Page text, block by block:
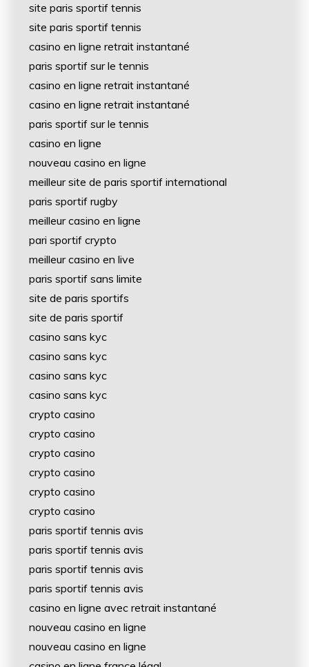
site paris sportif tennis
site paris sportif tennis
casino en ligne retrait instantané
paris sportif sur le tennis
casino en ligne retrait instantané
casino en ligne retrait instantané
paris sportif sur le tennis
casino en ligne
nouveau casino en ligne
meilleur site de paris sportif international
paris sportif rugby
meilleur casino en ligne
pari sportif crypto
meilleur casino en live
paris sportif sans limite
site de paris sportifs
site de paris sportif
casino sans kyc
casino sans kyc
casino sans kyc
casino sans kyc
crypto casino
crypto casino
crypto casino
crypto casino
crypto casino
crypto casino
paris sportif tennis avis
paris sportif tennis avis
paris sportif tennis avis
paris sportif tennis avis
casino en ligne avec retrait instantané
nouveau casino en ligne
nouveau casino en ligne